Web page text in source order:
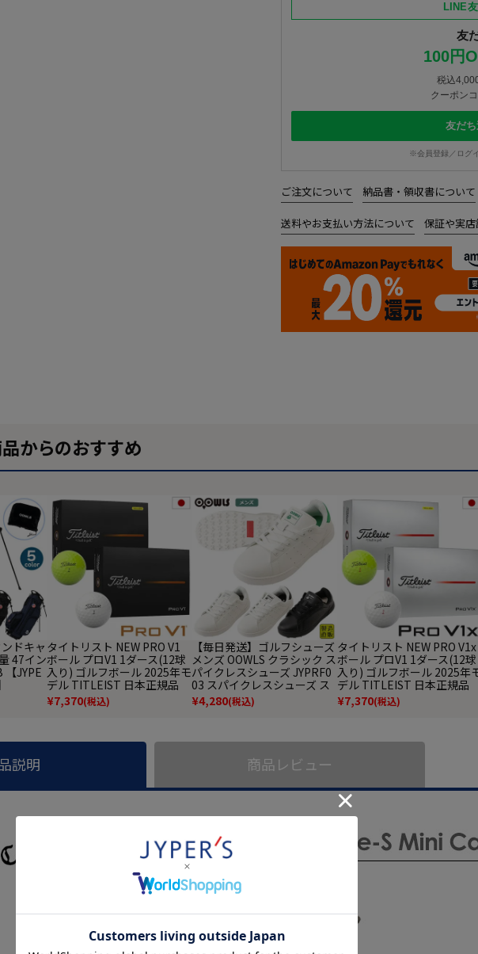
LINE
友
100円
税込
クーポン
友だ
※会員登録／ログ
ご注文について 納品書・領収書について
送料やお支払い方法について 保証や実
からのおすすめ
ドキャ
47イン
【JYPE
タイトリスト NEW PRO V1
ボール プロV1 1ダース(12球
入り) ゴルフボール 2025年モ
デル TITLEIST 日本正規品
¥7,370(税込)
【毎日発送】ゴルフシューズ
メンズ OOWLS クラシック ス
パイクレスシューズ JYPRF0
03 スパイクレスシューズ ス
パイクレス シューズ ジーパ
ーズ スニーカータイプ golf
¥4,280(税込)
タイトリスト NEW PRO V1x
ボール プロV1 1ダース(12球
入り) ゴルフボール 2025年
デル TITLEIST 日本正規品
¥7,370(税込)
説明 商品レビュー